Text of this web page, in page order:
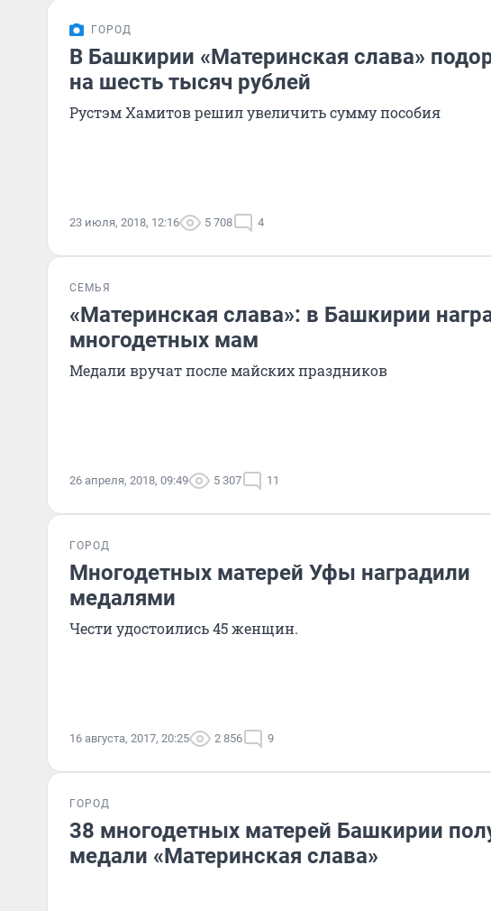
ГОРОД
В Башкирии «Материнская слава»
на шесть тысяч рублей
Рустэм Хамитов решил увеличить сумму пособия
23 июля, 2018, 12:16 5 708 4
СЕМЬЯ
«Материнская слава»: в Башкирии
многодетных мам
Медали вручат после майских праздников
26 апреля, 2018, 09:49 5 307 11
ГОРОД
Многодетных матерей Уфы наградили
медалями
Чести удостоились 45 женщин.
16 августа, 2017, 20:25 2 856 9
ГОРОД
38 многодетных матерей Башкирии
медали «Материнская слава»